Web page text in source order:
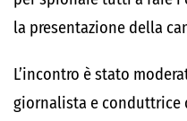
la presentazione della
L’incontro è stato
giornalista e conduttrice